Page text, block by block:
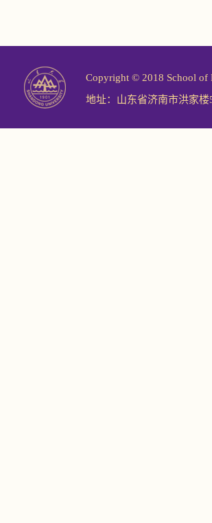
Copyright © 2018 School
地址：山东省济南市洪家